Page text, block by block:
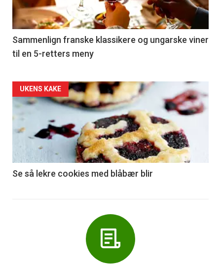
-
5
Sammenlign franske klassikere og ungarske viner
til en 5-retters meny
Forsiden
akkurat
nå
6
UKENS KAKE
Se så lekre cookies med blåbær blir